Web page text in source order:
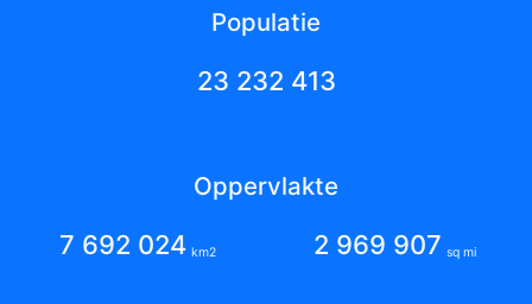
Populatie
23 232 413
Oppervlakte
7 692 024 km2 2 969 907 sq mi